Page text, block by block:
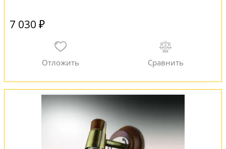
7 030 ₽